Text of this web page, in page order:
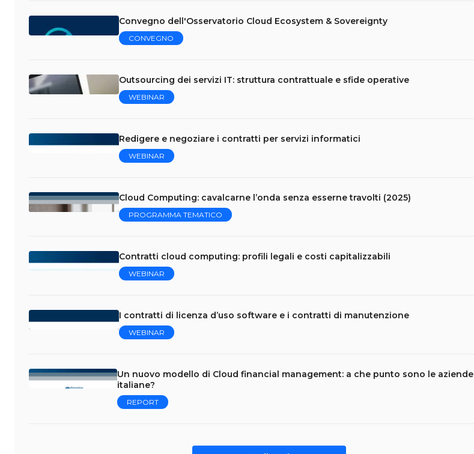
Convegno dell'Osservatorio Cloud Ecosystem & Sovereignty
CONVEGNO
Outsourcing dei servizi IT: struttura contrattuale e sfide operative
WEBINAR
Redigere e negoziare i contratti per servizi informatici
WEBINAR
Cloud Computing: cavalcarne l’onda senza esserne travolti (2025)
PROGRAMMA TEMATICO
Contratti cloud computing: profili legali e costi capitalizzabili
WEBINAR
I contratti di licenza d’uso software e i contratti di manutenzione
WEBINAR
Un nuovo modello di Cloud financial management: a che punto sono le aziende
italiane?
REPORT